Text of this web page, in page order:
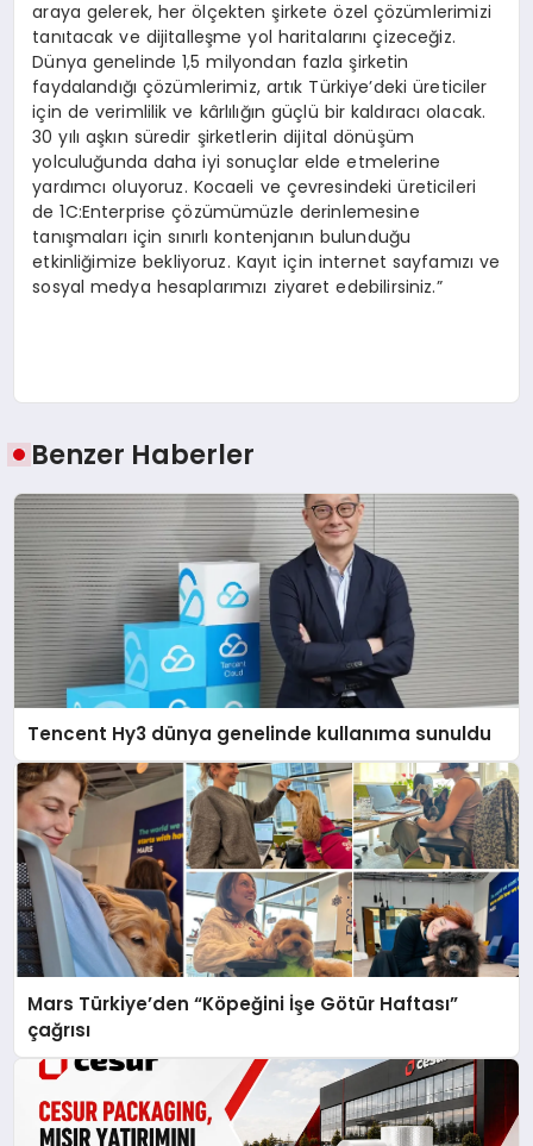
araya gelerek, her ölçekten şirkete özel çözümlerimizi
tanıtacak ve dijitalleşme yol haritalarını çizeceğiz.
Dünya genelinde 1,5 milyondan fazla şirketin
faydalandığı çözümlerimiz, artık Türkiye’deki üreticiler
için de verimlilik ve kârlılığın güçlü bir kaldıracı olacak.
30 yılı aşkın süredir şirketlerin dijital dönüşüm
yolculuğunda daha iyi sonuçlar elde etmelerine
yardımcı oluyoruz. Kocaeli ve çevresindeki üreticileri
de 1C:Enterprise çözümümüzle derinlemesine
tanışmaları için sınırlı kontenjanın bulunduğu
etkinliğimize bekliyoruz. Kayıt için internet sayfamızı ve
sosyal medya hesaplarımızı ziyaret edebilirsiniz.”
Benzer Haberler
Tencent Hy3 dünya genelinde kullanıma sunuldu
Mars Türkiye’den “Köpeğini İşe Götür Haftası”
çağrısı